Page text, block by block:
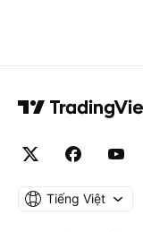
Tiếng Việt